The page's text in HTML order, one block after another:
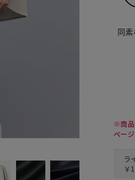
同
※商品
ペー
ラ
￥